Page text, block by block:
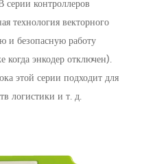
серии контроллеров
технология векторного
и безопасную работу
когда энкодер отключен).
этой серии подходит для
логистики и т. д.